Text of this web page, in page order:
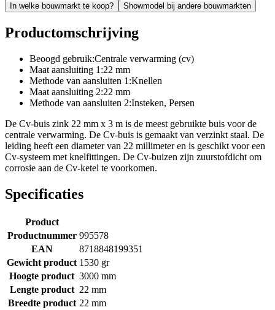
In welke bouwmarkt te koop? Showmodel bij andere bouwmarkten
Productomschrijving
Beoogd gebruik:Centrale verwarming (cv)
Maat aansluiting 1:22 mm
Methode van aansluiten 1:Knellen
Maat aansluiting 2:22 mm
Methode van aansluiten 2:Insteken, Persen
De Cv-buis zink 22 mm x 3 m is de meest gebruikte buis voor de
centrale verwarming. De Cv-buis is gemaakt van verzinkt staal. De
leiding heeft een diameter van 22 millimeter en is geschikt voor een
Cv-systeem met knelfittingen. De Cv-buizen zijn zuurstofdicht om
corrosie aan de Cv-ketel te voorkomen.
Specificaties
Product
Productnummer 995578
EAN
8718848199351
Gewicht product 1530 gr
Hoogte product 3000 mm
Lengte product 22 mm
Breedte product 22 mm